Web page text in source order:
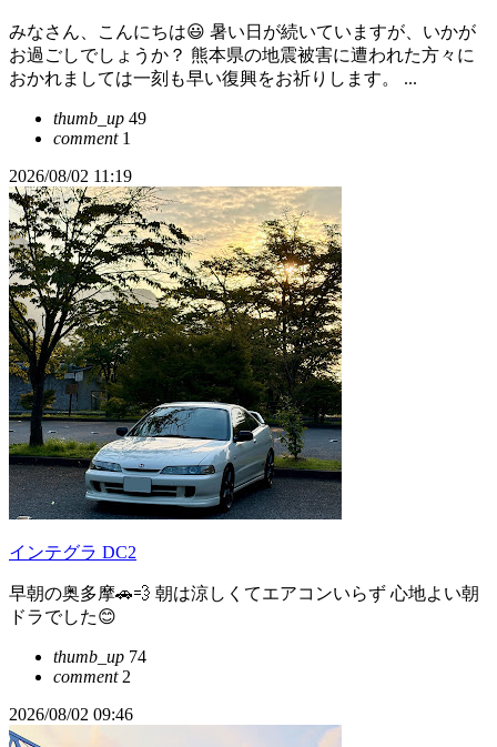
みなさん、こんにちは😃 暑い日が続いていますが、いかが
お過ごしでしょうか？ 熊本県の地震被害に遭われた方々に
おかれましては一刻も早い復興をお祈りします。 ...
thumb_up 49
comment1
2026/08/02 11:19
インテグラ DC2
早朝の奥多摩🚗💨 朝は涼しくてエアコンいらず 心地よい朝
ドラでした😊
thumb_up 74
comment2
2026/08/02 09:46